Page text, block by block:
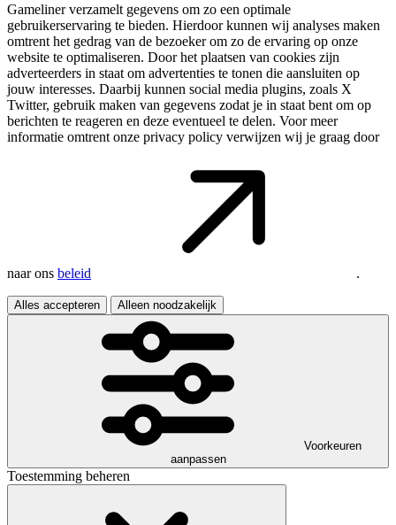
Gameliner verzamelt gegevens om zo een optimale
gebruikerservaring te bieden. Hierdoor kunnen wij analyses maken
omtrent het gedrag van de bezoeker om zo de ervaring op onze
website te optimaliseren. Door het plaatsen van cookies zijn
adverteerders in staat om advertenties te tonen die aansluiten op
jouw interesses. Daarbij kunnen social media plugins, zoals X
Twitter, gebruik maken van gegevens zodat je in staat bent om op
berichten te reageren en deze eventueel te delen. Voor meer
informatie omtrent onze privacy policy verwijzen wij je graag door
naar ons beleid .
Alles accepteren Alleen noodzakelijk
Voorkeuren
aanpassen
Toestemming beheren